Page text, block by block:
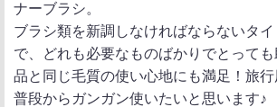
ナーブラシ。
ブラシ類を新調しなければならないタ
で、どれも必要なものばかりでとって
品と同じ毛質の使い心地にも満足！旅行
普段からガンガン使いたいと思います♪